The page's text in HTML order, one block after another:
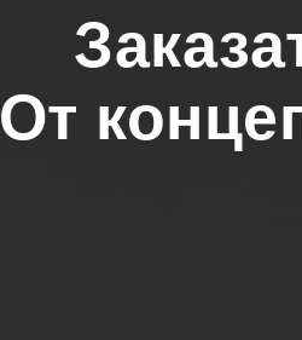
От